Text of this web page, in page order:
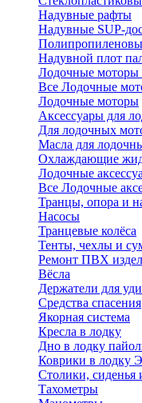
Надувные рафты
Надувные SUP-
Надувной плот
Лодочные моторы
Все Лодочные
Лодочные моторы
Аксессуары для
Для лодочных
Масла для
Охлаждающие
Лодочные
Все Лодочные
Транцы, опора и
Насосы
Транцевые колёса
Тенты, чехлы и
Ремонт ПВХ
Вёсла
Держатели для
Средства спасения
Якорная система
Кресла в лодку
Дно в лодку
Коврики в лодку
Столики,
Тахометры